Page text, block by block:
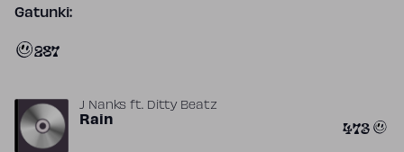
Gatunki:
287
J Nanks ft. Ditty Beatz
Rain 473